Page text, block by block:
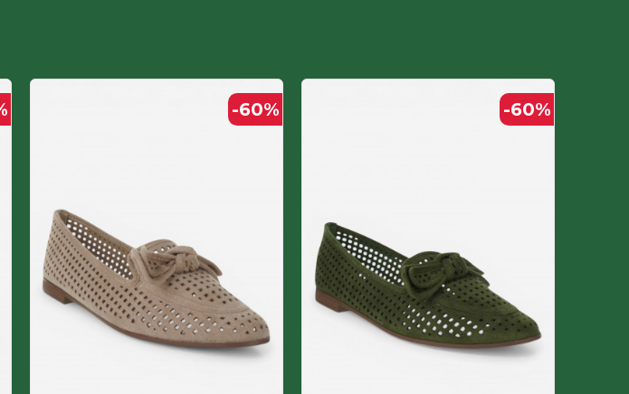
Полиуретан ламинат -60% -60%